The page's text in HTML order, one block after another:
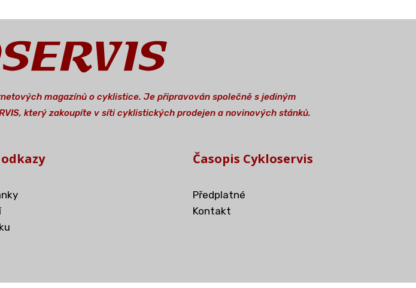
magazínů o cyklistice. Je připravován společně s jediným
který zakoupíte v síti cyklistických prodejen a novinových stánků.
Časopis Cykloservis
Předplatné
Kontakt